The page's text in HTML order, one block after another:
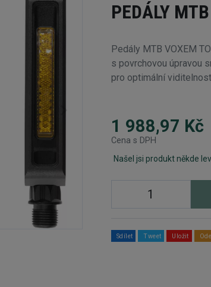
PEDÁLY
Pedály MTB VOXEM
s povrchovou úpravou
pro optimální
1 988,97 Kč
Cena s DPH
Našel jsi produkt někde
Sdílet Tweet Uložit